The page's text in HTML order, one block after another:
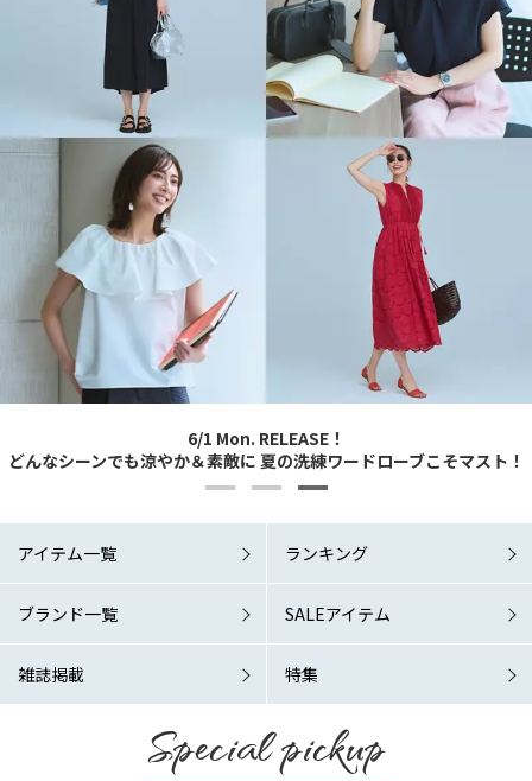
6/1 Mon. RELEASE！
どんなシーンでも涼やか＆素敵に 夏の洗練ワードローブこそマスト！
Marisol+ 9・10月号掲載商品をお届け！
「涼しい秋服」が欲しい！
Marisol+ 8月号掲載商品をお届け！
＼着るだけで様になる／真夏こそ「秒映え服」が味方！
6/1 Mon. RELEASE！
どんなシーンでも涼やか＆素敵に 夏の洗練ワードローブこそマスト！
Marisol+ 9・10月号掲載商品をお届け！
「涼しい秋服」が欲しい！
アイテム一覧 ランキング
ブランド一覧 SALEアイテム
雑誌掲載 特集
Special pickup